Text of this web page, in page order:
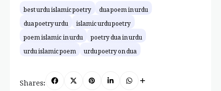
best urdu islamic poetry dua poem in urdu
dua poetry urdu islamic urdu poetry
poem islamic in urdu poetry dua in urdu
urdu islamic poem urdu poetry on dua
Shares: